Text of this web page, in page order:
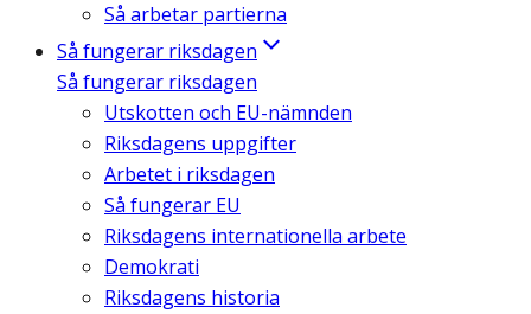
Så arbetar partierna
Så fungerar riksdagen
Så fungerar riksdagen
Utskotten och EU-nämnden
Riksdagens uppgifter
Arbetet i riksdagen
Så fungerar EU
Riksdagens internationella arbete
Demokrati
Riksdagens historia